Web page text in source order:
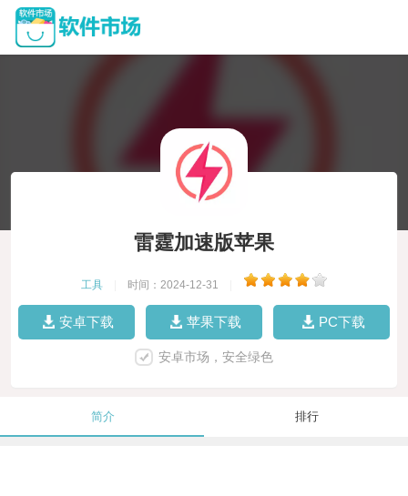
雷霆加速版苹果
工具 时间：2024-12-31
安卓下载 苹果下载 PC下载
安卓市场，安全绿色
简介 排行